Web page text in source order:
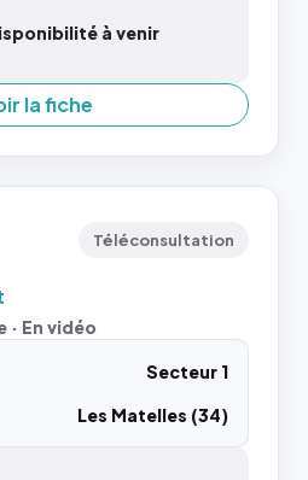
à venir
la fiche
Téléconsultation
En vidéo
Secteur 1
Les Matelles (34)